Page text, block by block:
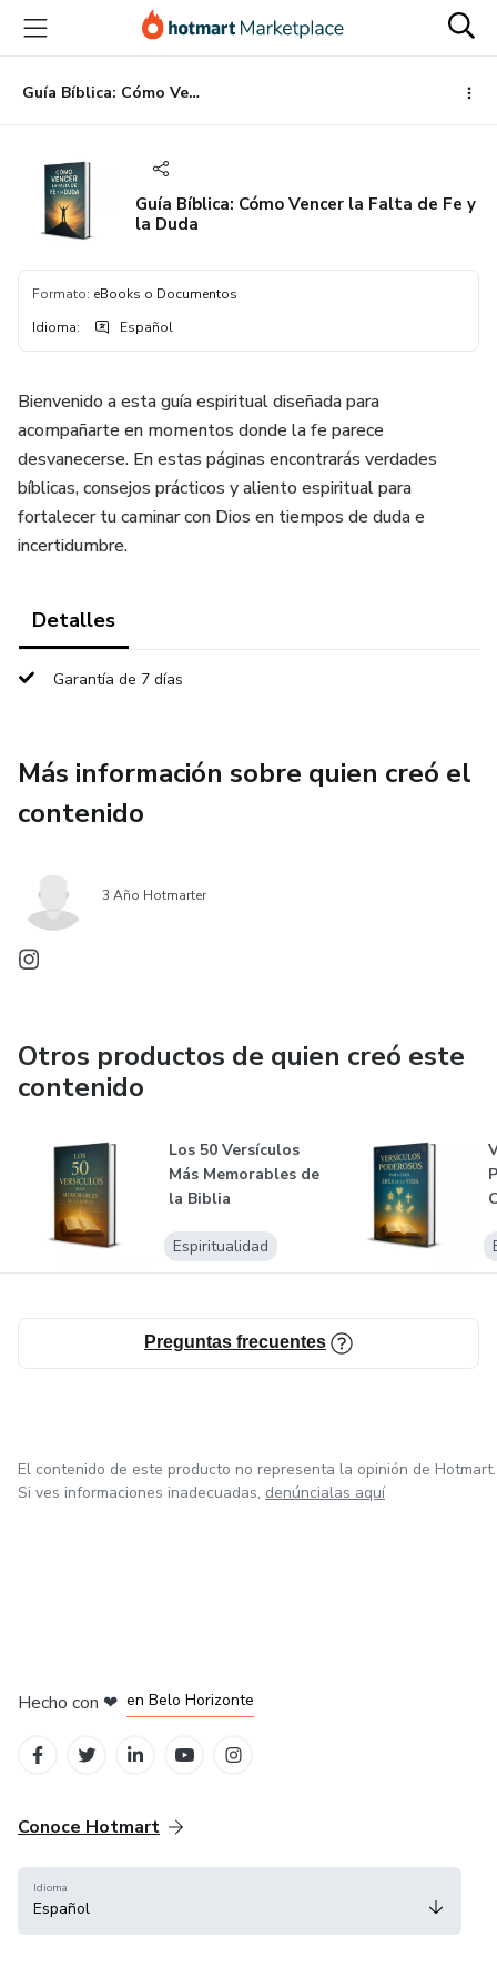
principal
página
de
página
Guía Bíblica: Cómo Vencer la Falta de Fe y la Duda
Guía Bíblica: Cómo Vencer la Falta de Fe y
la Duda
Formato: eBooks o Documentos
Idioma: Español
Bienvenido a esta guía espiritual diseñada para
acompañarte en momentos donde la fe parece
desvanecerse. En estas páginas encontrarás verdades
bíblicas, consejos prácticos y aliento espiritual para
fortalecer tu caminar con Dios en tiempos de duda e
incertidumbre.
Detalles
Garantía de 7 días
Más información sobre quien creó el
contenido
3 Año Hotmarter
Otros productos de quien creó este
contenido
Los 50 Versículos
Más Memorables de
la Biblia
Espiritualidad
Preguntas frecuentes
El contenido de este producto no representa la opinión de Hotmart.
Si ves informaciones inadecuadas, denúncialas aquí
Hecho con ❤ en Belo Horizonte
Conoce Hotmart
Idioma
Español